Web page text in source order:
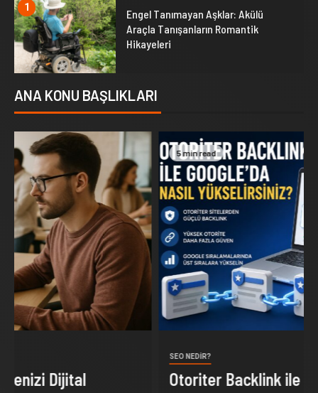
1
Engel Tanımayan Aşklar: Akülü
Araçla Tanışanların Romantik
Hikayeleri
ANA KONU BAŞLIKLARI
5 min read
Otoriter Backlink ile Google’da Nasıl